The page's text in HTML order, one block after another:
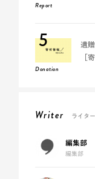
Report
5
Donation
遺
［
Writer ライター
編集部
編集部